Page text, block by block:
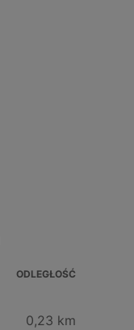
ODLEGŁOŚĆ
0,23 km